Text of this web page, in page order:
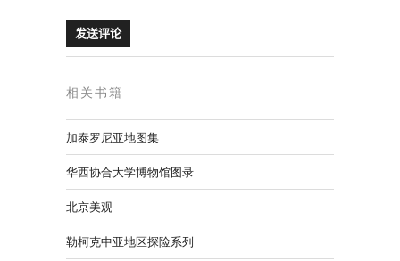
相关书籍
加泰罗尼亚地图集
华西协合大学博物馆图录
北京美观
勒柯克中亚地区探险系列